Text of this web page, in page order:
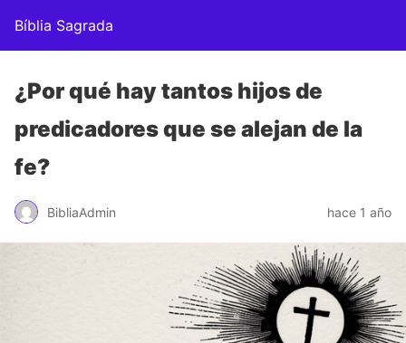
Bíblia Sagrada
¿Por qué hay tantos hijos de
predicadores que se alejan de la
fe?
BibliaAdmin hace 1 año